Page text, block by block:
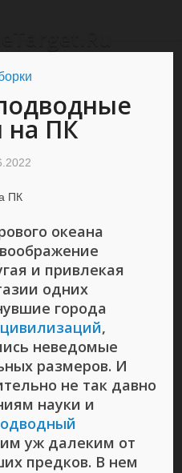
на ПК
океана
и привлекая
одних
города
цивилизаций,
неведомые
размеров. И
не так давно
науки и
уж далеким от
предков. В нем